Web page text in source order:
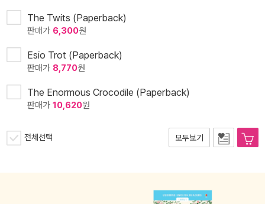
The Twits (Paperback)
판매가 6,300원
Esio Trot (Paperback)
판매가 8,770원
The Enormous Crocodile (Paperback)
판매가 10,620원
전체선택 모두보기